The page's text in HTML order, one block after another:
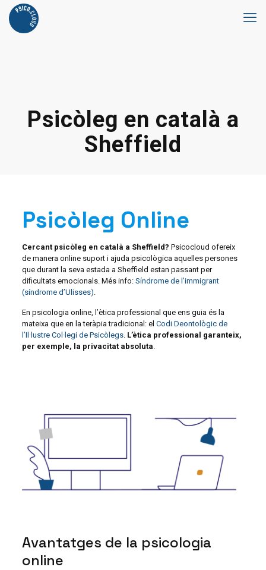
Psicòleg en català a
Sheffield
Psicòleg Online
Cercant psicòleg en català a Sheffield? Psicocloud ofereix
de manera online suport i ajuda psicològica aquelles persones
que durant la seva estada a Sheffield estan passant per
dificultats emocionals. Més info: Síndrome de l’immigrant
(síndrome d’Ulisses).
En psicologia online, l’ètica professional que ens guia és la
mateixa que en la teràpia tradicional: el Codi Deontològic de
l’Il·lustre Col·legi de Psicòlegs. L’ètica professional garanteix,
per exemple, la privacitat absoluta.
Avantatges de la psicologia
online